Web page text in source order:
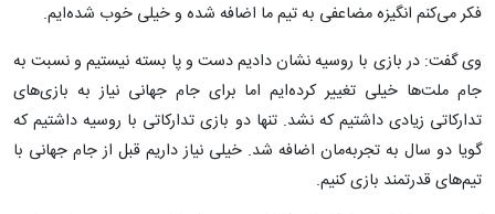
فکر می‌کنم انگیزه مضاعفی به تیم ما اضافه شده و خیلی خوب شده‌ایم.
وی گفت: در بازی با روسیه نشان دادیم دست و پا بسته نیستیم و نسبت به
جام ملت‌ها خیلی تغییر کرده‌ایم اما برای جام جهانی نیاز به بازی‌های
تدارکاتی زیادی داشتیم که نشد. تنها دو بازی تدارکاتی با روسیه داشتیم که
گویا دو سال به تجربه‌مان اضافه شد. خیلی نیاز داریم قبل از جام جهانی با
تیم‌های قدرتمند بازی کنیم.